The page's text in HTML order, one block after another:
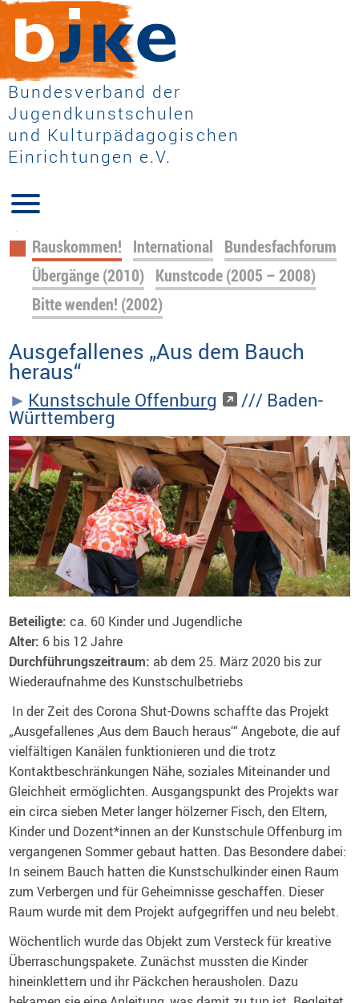
Bundesverband der
Jugendkunstschulen
und Kulturpädagogischen
Einrichtungen e.V.
Navigation
überspringen
Rauskommen! International Bundesfachforum
Übergänge (2010) Kunstcode (2005 – 2008)
Bitte wenden! (2002)
Ausgefallenes „Aus dem Bauch
heraus“
Kunstschule Offenburg /// Baden-
Württemberg
Beteiligte:ca. 60 Kinder und Jugendliche
Alter: 6 bis 12 Jahre
Durchführungszeitraum: ab dem 25. März 2020 bis zur
Wiederaufnahme des Kunstschulbetriebs
In der Zeit des Corona Shut-Downs schaffte das Projekt
„Ausgefallenes ‚Aus dem Bauch heraus‘“ Angebote, die auf
vielfältigen Kanälen funktionieren und die trotz
Kontaktbeschränkungen Nähe, soziales Miteinander und
Gleichheit ermöglichten. Ausgangspunkt des Projekts war
ein circa sieben Meter langer hölzerner Fisch, den Eltern,
Kinder und Dozent*innen an der Kunstschule Offenburg im
vergangenen Sommer gebaut hatten. Das Besondere dabei:
In seinem Bauch hatten die Kunstschulkinder einen Raum
zum Verbergen und für Geheimnisse geschaffen. Dieser
Raum wurde mit dem Projekt aufgegriffen und neu belebt.
Wöchentlich wurde das Objekt zum Versteck für kreative
Überraschungspakete. Zunächst mussten die Kinder
hineinklettern und ihr Päckchen herausholen. Dazu